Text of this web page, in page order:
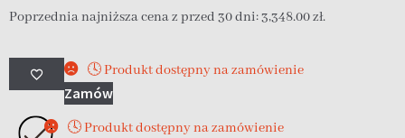
Poprzednia najniższa cena z przed 30 dni:3,348.00zł.
🕓 Produkt dostępny na zamówienie
Zamów
🕓 Produkt dostępny na zamówienie